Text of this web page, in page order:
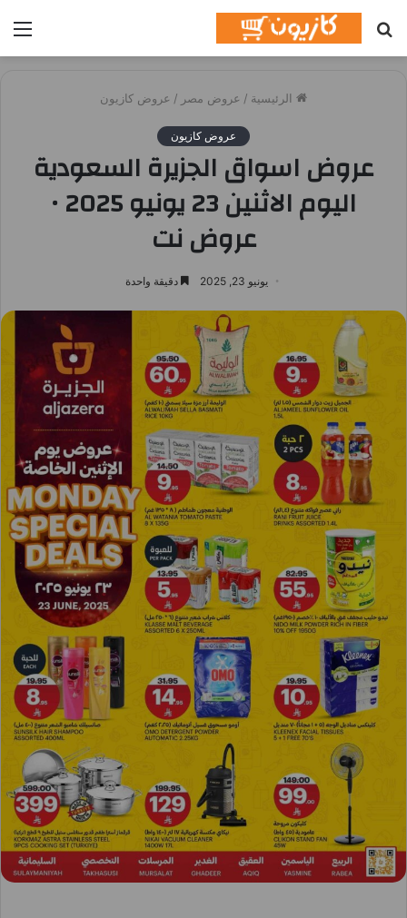
عن
الرئيسية / عروض مصر / عروض كازيون
عروض كازيون
عروض اسواق الجزيرة السعودية
اليوم الاثنين 23 يونيو 2025 •
عروض نت
يونيو 23, 2025 دقيقة واحدة